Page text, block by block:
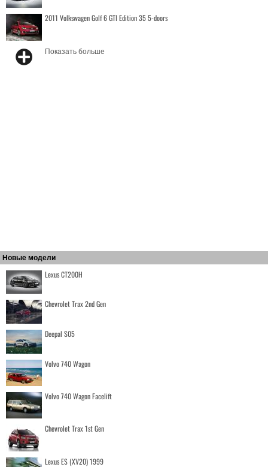
2011 Volkswagen Golf 6 GTI Edition 35 5-doors
Показать больше
Новые модели
Lexus CT200H
Chevrolet Trax 2nd Gen
Deepal S05
Volvo 740 Wagon
Volvo 740 Wagon Facelift
Chevrolet Trax 1st Gen
Lexus ES (XV20) 1999